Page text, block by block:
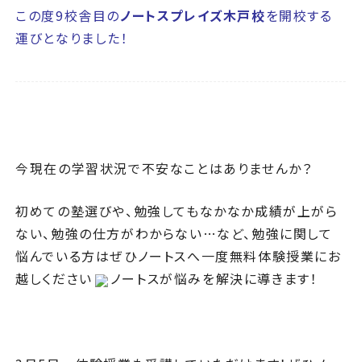
この度9校舎目のノートスプレイズ木戸校を開校する
運びとなりました！
今現在の学習状況で不安なことはありませんか？
初めての塾選びや、勉強してもなかなか成績が上がら
ない、勉強の仕方がわからない…など、勉強に関して
悩んでいる方はぜひノートスへ一度無料体験授業にお
越しください
ノートスが悩みを解決に導きます！